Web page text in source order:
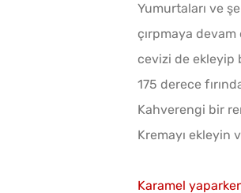
Yumurtaları ve
çırpmaya
cevizi de ekleyip
175 derece
Kahverengi bir
Kremayı ekleyin
Karamel